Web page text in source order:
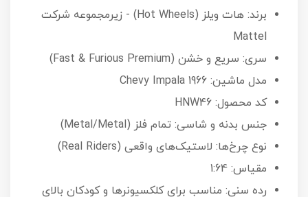
برند: هات ویلز (Hot Wheels) - زیرمجموعه شرکت
Mattel
سری: سریع و خشن (Fast & Furious Premium)
مدل ماشین: 1966 Chevy Impala
کد محصول: HNW46
جنس بدنه و شاسی: تمام فلز (Metal/Metal)
نوع چرخ‌ها: لاستیک‌های واقعی (Real Riders)
مقیاس: 1:64
رده سنی: مناسب برای کلکسیونرها و کودکان بالای